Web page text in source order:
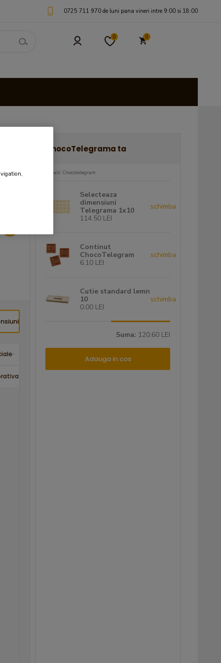
0725 711 970 de luni pana vineri intre 9:00 si 18:00
0 0
Telegrama 4x8
Pret: 137.30 LEI
Telegrama 1x10
Pret: 148.70 LEI
ChocoTelegrama ta
Detalii Chocotelegram
Selecteaza
dimensiuni
Telegrama 1x10
114.50 LEI
schimba
Continut
ChocoTelegram
6.10 LEI
schimba
Cutie standard lemn
10
0.00 LEI
schimba
Suma: 120.60 LEI
Adauga in cos